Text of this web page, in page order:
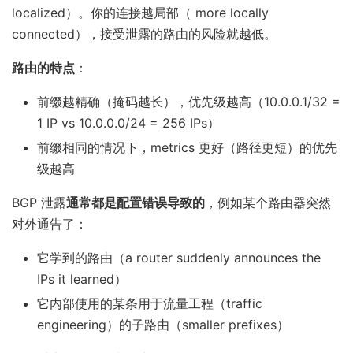
localized）。你的连接越局部（ more locally
connected），接受泄露的路由的风险就越低。
路由的特点 ：
前缀越精确（掩码越长），优先级越高（10.0.0.1/32 =
1 IP vs 10.0.0.0/24 = 256 IPs）
前缀相同的情况下，metrics 更好（路径更短）的优先
级越高
BGP 泄露通常都是配置错误导致的 ，例如某个路由器突然
对外通告了：
它学到的路由（a router suddenly announces the
IPs it learned）
它内部使用的某条用于流量工程（traffic
engineering）的子路由（smaller prefixes）